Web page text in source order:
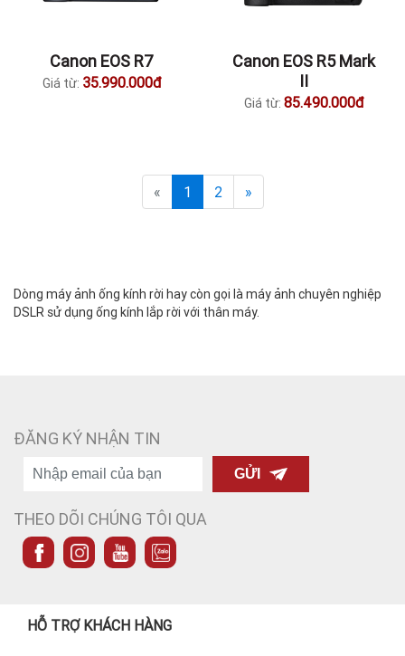
Canon EOS R7
Giá từ: 35.990.000đ
Canon EOS R5 Mark
II
Giá từ: 85.490.000đ
« 1 2 »
Dòng máy ảnh ống kính rời hay còn gọi là máy ảnh chuyên nghiệp
DSLR sử dụng ống kính lắp rời với thân máy.
ĐĂNG KÝ NHẬN TIN
GỬI
THEO DÕI CHÚNG TÔI QUA
HỖ TRỢ KHÁCH HÀNG